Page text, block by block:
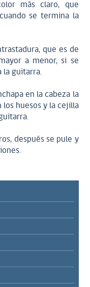
más claro, que
se termina la
que es de
a menor, si se
la guitarra.
en la cabeza la
los huesos y la cejilla
después se pule y